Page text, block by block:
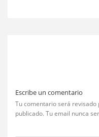
Escribe un comentario
Tu comentario será
publicado. Tu email nunca